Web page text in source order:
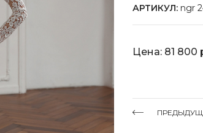
АРТИКУЛ: ngr
Цена: 81 800